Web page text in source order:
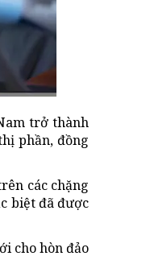
trở thành
phần, đồng
các chặng
biệt đã được
cho hòn đảo